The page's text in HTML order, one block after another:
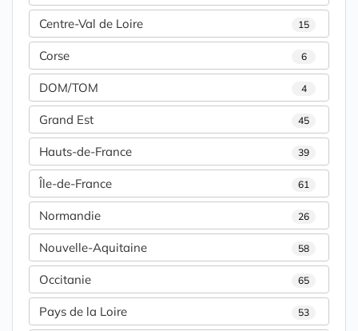
Centre-Val de Loire 15
Corse 6
DOM/TOM 4
Grand Est 45
Hauts-de-France 39
Île-de-France 61
Normandie 26
Nouvelle-Aquitaine 58
Occitanie 65
Pays de la Loire 53